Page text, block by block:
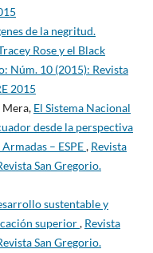
de la negritud.
Rose y el Black
Núm. 10 (2015): Revista
2015
Mera, El Sistema Nacional
desde la perspectiva
– ESPE, Revista
San Gregorio.
sustentable y
superior, Revista
San Gregorio.